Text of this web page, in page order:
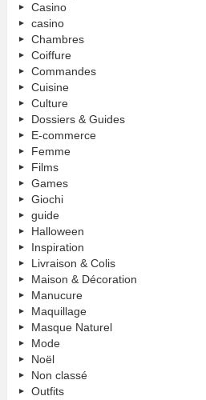
Casino
casino
Chambres
Coiffure
Commandes
Cuisine
Culture
Dossiers & Guides
E-commerce
Femme
Films
Games
Giochi
guide
Halloween
Inspiration
Livraison & Colis
Maison & Décoration
Manucure
Maquillage
Masque Naturel
Mode
Noël
Non classé
Outfits